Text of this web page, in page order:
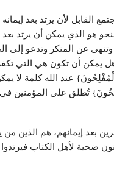
القابل لأن يرتد بعد
هو الذي يمكن أن يرتد بعد
وتنهى عن المنكر وتدعو إلى
يمكن أن تكون هي التي
عند الله كلمة لا
تُطلق على المؤمنين
بعد إيمانهم، هم الذين
ضحية لأهل الكتاب